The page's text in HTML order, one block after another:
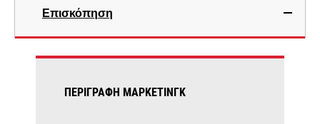
Επισκόπηση
ΠΕΡΙΓΡΑΦΉ ΜΆΡΚΕΤΙΝΓΚ